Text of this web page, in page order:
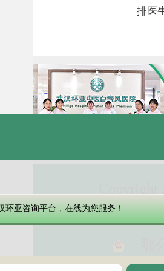
排医
本网站信息仅
环亚咨询平台，在线为您服务！